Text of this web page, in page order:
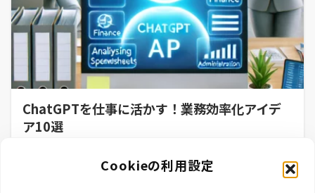
Cookieの利用設定
ChatGPTを仕事に活かす！業務効率化アイデ
ア10選
い？」と悩む時間を短縮！ ➡ ChatGPTに...